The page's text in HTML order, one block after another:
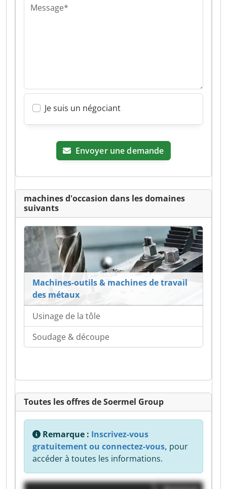
Message*
Je suis un négociant
Envoyer une demande
machines d'occasion dans les domaines
suivants
Machines-outils & machines de travail
des métaux
Usinage de la tôle
Soudage & découpe
Toutes les offres de Soermel Group
Remarque : Inscrivez-vous
gratuitement ou connectez-vous, pour
accéder à toutes les informations.